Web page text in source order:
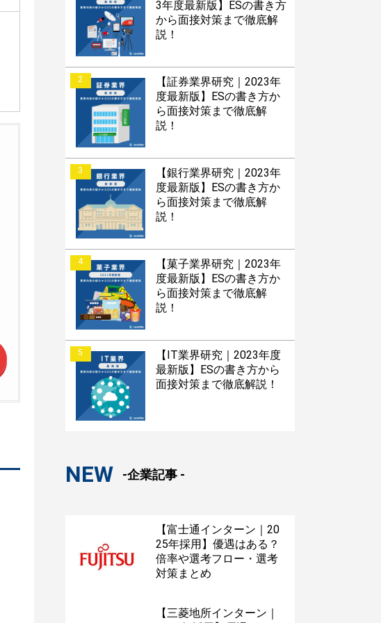
3年度最新版】ESの書き方
から面接対策まで徹底解
説！
2
【証券業界研究｜2023年
度最新版】ESの書き方か
ら面接対策まで徹底解
説！
3
【銀行業界研究｜2023年
度最新版】ESの書き方か
ら面接対策まで徹底解
説！
4
【菓子業界研究｜2023年
度最新版】ESの書き方か
ら面接対策まで徹底解
説！
5
【IT業界研究｜2023年度
最新版】ESの書き方から
面接対策まで徹底解説！
NEW -企業記事 -
【富士通インターン｜20
25年採用】優遇はある？
倍率や選考フロー・選考
対策まとめ
【三菱地所インターン｜